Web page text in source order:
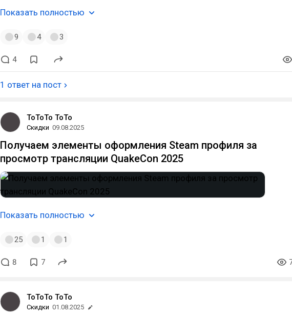
Показать полностью
9 4 3
4
1 ответ на пост
ToToTo ToTo
Скидки 09.08.2025
Получаем элементы оформления Steam профиля за
просмотр трансляции QuakeCon 2025
Показать полностью
25 1 1
8 7
ToToTo ToTo
Скидки 01.08.2025